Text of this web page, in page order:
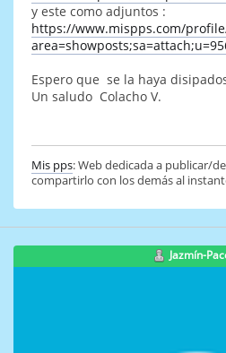
y este como adjuntos :
https://www.mispps.com/
Espero que se la haya
Un saludo Colacho V.
Mis pps: Web dedicada a publicar/
compartirlo con los demás al
Jazmín-